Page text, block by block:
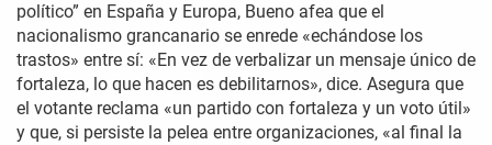
político” en España y Europa, Bueno afea que el
nacionalismo grancanario se enrede «echándose los
trastos» entre sí: «En vez de verbalizar un mensaje único de
fortaleza, lo que hacen es debilitarnos», dice. Asegura que
el votante reclama «un partido con fortaleza y un voto útil»
y que, si persiste la pelea entre organizaciones, «al final la